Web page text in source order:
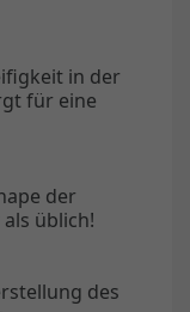
in der
für eine
der
üblich!
des